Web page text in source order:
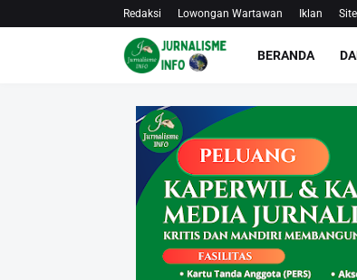
Redaksi Lowongan Wartawan Iklan
BERANDA